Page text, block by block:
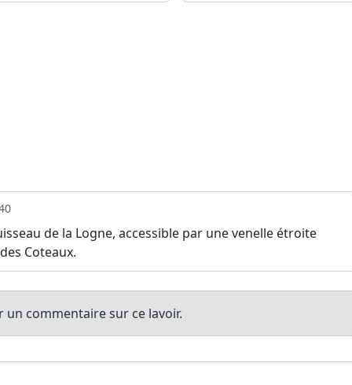
de la Logne, accessible par une venelle étroite
Coteaux.
un commentaire sur ce lavoir.